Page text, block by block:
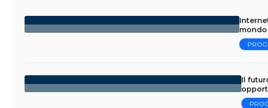
mondo
Il